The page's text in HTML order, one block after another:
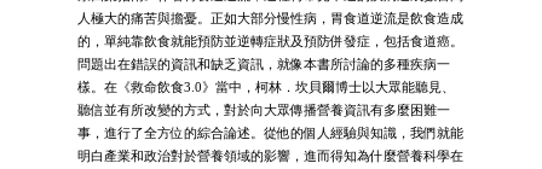
人極大的痛苦與擔憂。正如大部分慢性病，胃食道逆流是飲食造成
的，單純靠飲食就能預防並逆轉症狀及預防併發症，包括食道癌。
問題出在錯誤的資訊和缺乏資訊，就像本書所討論的多種疾病一
樣。在《救命飲食3.0》當中，柯林．坎貝爾博士以大眾能聽見、
聽信並有所改變的方式，對於向大眾傳播營養資訊有多麼困難一
事，進行了全方位的綜合論述。從他的個人經驗與知識，我們就能
明白產業和政治對於營養領域的影響，進而得知為什麼營養科學在